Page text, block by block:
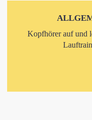
Kopfhörer auf und